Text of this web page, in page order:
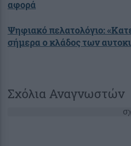
αφορά
Ψηφιακό πελατολόγιο:
σήμερα ο κλάδος των
Σχόλια Αναγνωστών